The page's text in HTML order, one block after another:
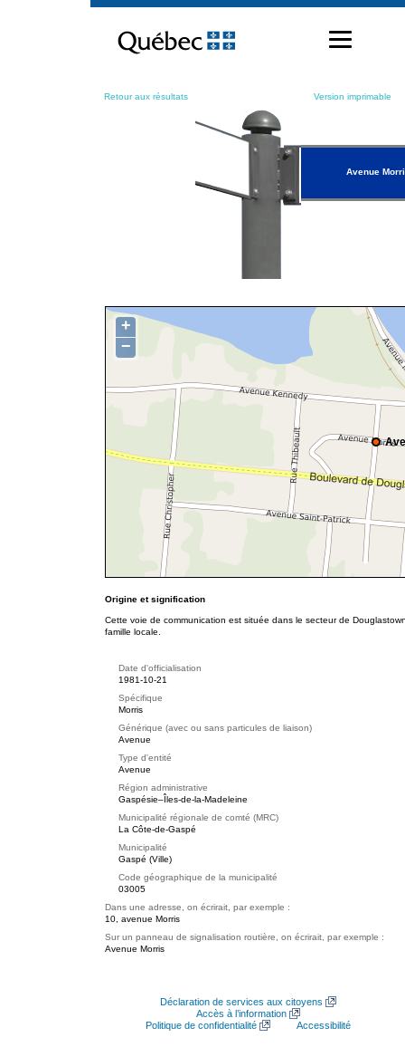
contenu
Retour aux résultats Version imprimable
Avenue
+
−
Origine et signification
Cette voie de communication est située dans le secteur de
famille locale.
Date d'officialisation
1981-10-21
Spécifique
Morris
Générique (avec ou sans particules de liaison)
Avenue
Type d'entité
Avenue
Région administrative
Gaspésie–Îles-de-la-Madeleine
Municipalité régionale de comté (MRC)
La Côte-de-Gaspé
Municipalité
Gaspé (Ville)
Code géographique de la municipalité
03005
Dans une adresse, on écrirait, par exemple :
10, avenue Morris
Sur un panneau de signalisation routière, on écrirait, par exemple :
Avenue Morris
Déclaration de services aux citoyens
Accès à l’information
Politique de confidentialité
Accessibilité